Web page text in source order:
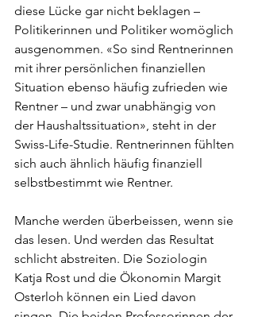
diese Lücke gar nicht beklagen –
Politikerinnen und Politiker womöglich
ausgenommen. «So sind Rentnerinnen
mit ihrer persönlichen finanziellen
Situation ebenso häufig zufrieden wie
Rentner – und zwar unabhängig von
der Haushaltssituation», steht in der
Swiss-Life-Studie. Rentnerinnen fühlten
sich auch ähnlich häufig finanziell
selbstbestimmt wie Rentner.
Manche werden überbeissen, wenn sie
das lesen. Und werden das Resultat
schlicht abstreiten. Die Soziologin
Katja Rost und die Ökonomin Margit
Osterloh können ein Lied davon